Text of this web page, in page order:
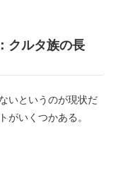
クルタ族の長
いというのが現状だ
がいくつかある。